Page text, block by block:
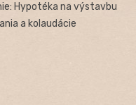
Hypotéka na výstavbu
a kolaudácie